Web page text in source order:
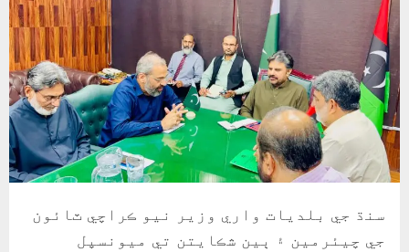
سنڌ جي بلديات واري وزير نيو ڪراچي ٽائون
جي چيئرمين ۽ ٻين شڪايتن تي ميونسپل